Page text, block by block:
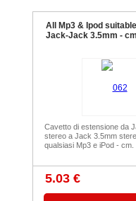
All Mp3 & Ipod
Jack-Jack 3.5mm -
Cavetto di estensione da
stereo a Jack 3.5mm
qualsiasi Mp3 e iPod - cm.
5.03 €